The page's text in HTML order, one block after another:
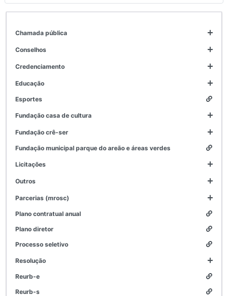
chamada pública
conselhos
credenciamento
educação
esportes
fundação casa de cultura
fundação crê-ser
fundação municipal parque do areão e áreas verdes
licitações
outros
parcerias (mrosc)
plano contratual anual
plano diretor
processo seletivo
resolução
reurb-e
reurb-s